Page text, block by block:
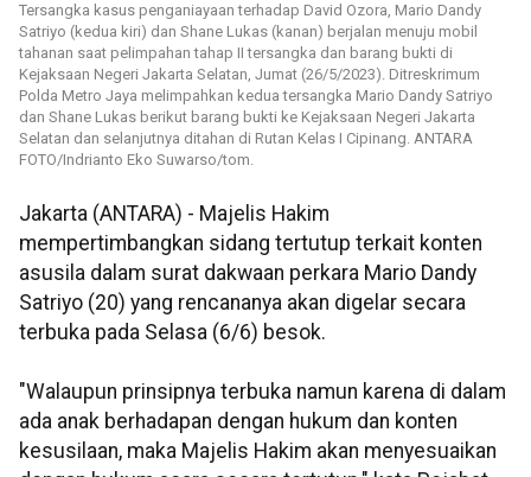
Tersangka kasus penganiayaan terhadap David Ozora, Mario Dandy
Satriyo (kedua kiri) dan Shane Lukas (kanan) berjalan menuju mobil
tahanan saat pelimpahan tahap II tersangka dan barang bukti di
Kejaksaan Negeri Jakarta Selatan, Jumat (26/5/2023). Ditreskrimum
Polda Metro Jaya melimpahkan kedua tersangka Mario Dandy Satriyo
dan Shane Lukas berikut barang bukti ke Kejaksaan Negeri Jakarta
Selatan dan selanjutnya ditahan di Rutan Kelas I Cipinang. ANTARA
FOTO/Indrianto Eko Suwarso/tom.
Jakarta (ANTARA) - Majelis Hakim
mempertimbangkan sidang tertutup terkait konten
asusila dalam surat dakwaan perkara Mario Dandy
Satriyo (20) yang rencananya akan digelar secara
terbuka pada Selasa (6/6) besok.
"Walaupun prinsipnya terbuka namun karena di dalam
ada anak berhadapan dengan hukum dan konten
kesusilaan, maka Majelis Hakim akan menyesuaikan